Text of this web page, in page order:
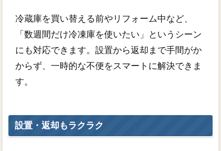
冷蔵庫を買い替える前やリフォーム中など、
「数週間だけ冷凍庫を使いたい」というシーン
にも対応できます。設置から返却まで手間がか
からず、一時的な不便をスマートに解決できま
す。
設置・返却もラクラク